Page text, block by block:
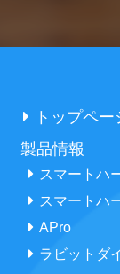
トップペー
製品情報
スマートハ
スマートハ
APro
ラビットダ